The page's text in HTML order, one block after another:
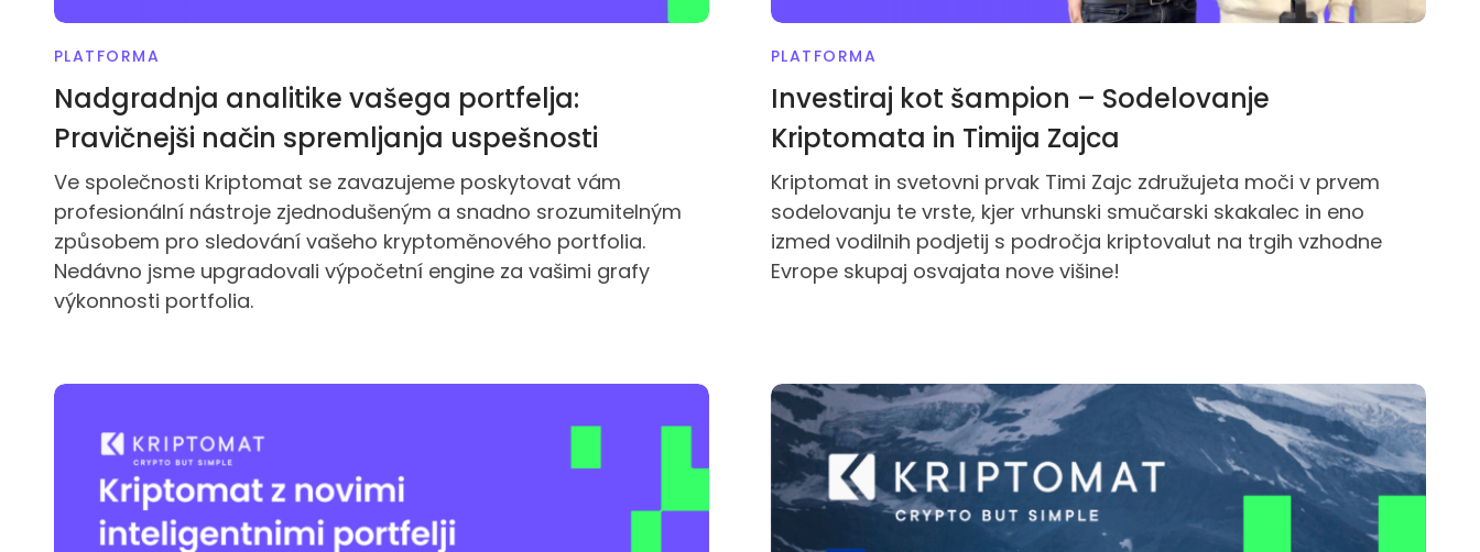
PLATFORMA
Nadgradnja analitike vašega portfelja:
Pravičnejši način spremljanja uspešnosti
Ve společnosti Kriptomat se zavazujeme poskytovat vám
profesionální nástroje zjednodušeným a snadno srozumitelným
způsobem pro sledování vašeho kryptoměnového portfolia.
Nedávno jsme upgradovali výpočetní engine za vašimi grafy
výkonnosti portfolia.
PLATFORMA
Investiraj kot šampion – Sodelovanje
Kriptomata in Timija Zajca
Kriptomat in svetovni prvak Timi Zajc združujeta moči v prvem
sodelovanju te vrste, kjer vrhunski smučarski skakalec in eno
izmed vodilnih podjetij s področja kriptovalut na trgih vzhodne
Evrope skupaj osvajata nove višine!